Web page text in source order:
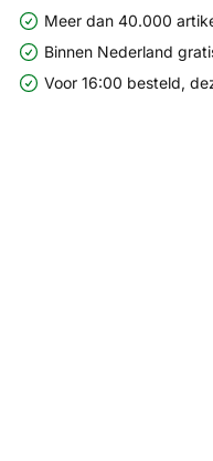
Meer dan 40.000
Binnen Nederland
Voor 16:00 besteld,